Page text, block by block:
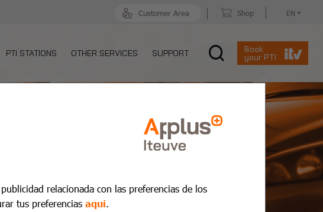
Customer Area Shop EN
PTI STATIONS OTHER SERVICES SUPPORT
Book
your PTI
relacionada con las preferencias de los
tus preferencias aquí.